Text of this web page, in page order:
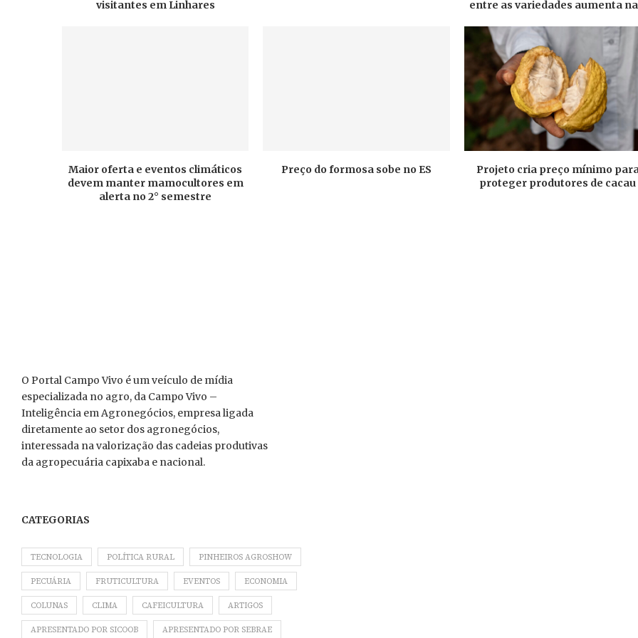
visitantes em Linhares entre as variedades aumenta
Maior oferta e eventos climáticos
devem manter mamocultores em
alerta no 2° semestre
Preço do formosa sobe no ES
Projeto cria preço mínimo
proteger produtores de cacau
O Portal Campo Vivo é um veículo de mídia
especializada no agro, da Campo Vivo –
Inteligência em Agronegócios, empresa ligada
diretamente ao setor dos agronegócios,
interessada na valorização das cadeias produtivas
da agropecuária capixaba e nacional.
CATEGORIAS
TECNOLOGIA POLÍTICA RURAL PINHEIROS AGROSHOW
PECUÁRIA FRUTICULTURA EVENTOS ECONOMIA
COLUNAS CLIMA CAFEICULTURA ARTIGOS
APRESENTADO POR SICOOB APRESENTADO POR SEBRAE